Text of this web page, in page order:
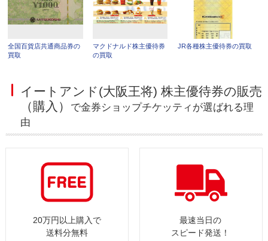
全国百貨店共通商品券の
買取
マクドナルド株主優待券
の買取
JR各種株主優待券の買取
イートアンド(大阪王将) 株主優待券の販売
（購入）
で金券ショップチケッティが選ばれる理
由
20万円以上購入で
送料分無料
最速当日の
スピード発送！